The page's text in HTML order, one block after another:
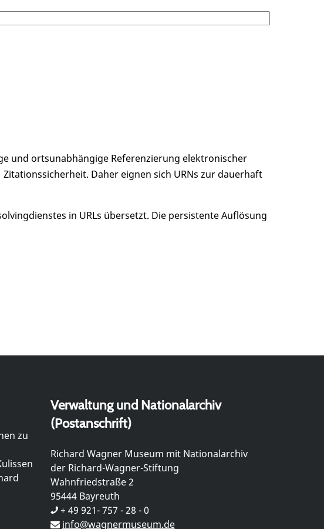
und ortsunabhängige Referenzierung elektronischer
Zitationssicherheit. Daher eignen sich URNs zur dauerhaft
in URLs übersetzt. Die persistente Auflösung
zu
Verwaltung und Nationalarchiv
(Postanschrift)
Richard Wagner Museum mit Nationalarchiv
der Richard-Wagner-Stiftung
Wahnfriedstraße 2
95444 Bayreuth
+ 49 921- 757 - 28 - 0
info@wagnermuseum.de